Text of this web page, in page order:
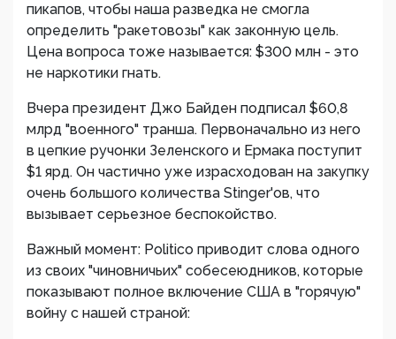
пикапов, чтобы наша разведка не смогла
определить "ракетовозы" как законную цель.
Цена вопроса тоже называется: $300 млн - это
не наркотики гнать.
Вчера президент Джо Байден подписал $60,8
млрд "военного" транша. Первоначально из него
в цепкие ручонки Зеленского и Ермака поступит
$1 ярд. Он частично уже израсходован на закупку
очень большого количества Stinger'ов, что
вызывает серьезное беспокойство.
Важный момент: Politico приводит слова одного
из своих "чиновничьих" собесеюдников, которые
показывают полное включение США в "горячую"
войну с нашей страной: